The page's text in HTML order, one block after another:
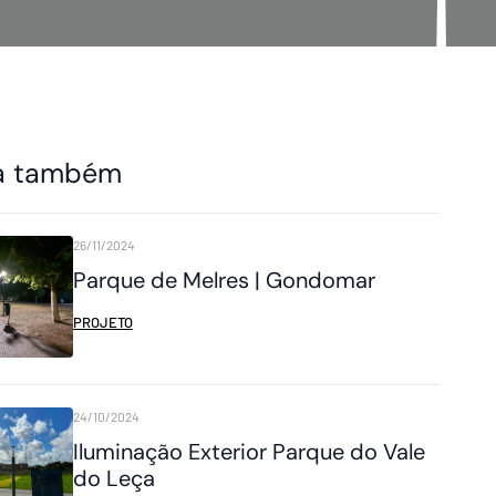
também
Parque de Melres | Gondomar
26/11/2024
PROJETO
Iluminação Exterior Parque do Vale
do Leça
24/10/2024